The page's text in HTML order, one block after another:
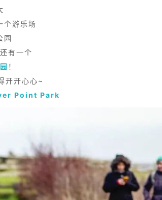
个游乐场
园
有一个
！
开开心心~
Point Park